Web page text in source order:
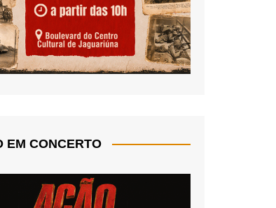
EM CONCERTO